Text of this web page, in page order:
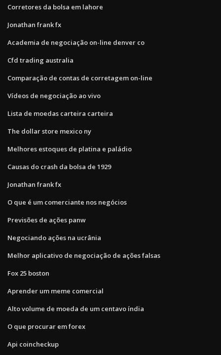
Corretores da bolsa em lahore
Jonathan frank fx
Academia de negociação on-line denver co
Cfd trading australia
Comparação de contas de corretagem on-line
Vídeos de negociação ao vivo
Lista de moedas carteira carteira
The dollar store mexico ny
Melhores estoques de platina e paládio
Causas do crash da bolsa de 1929
Jonathan frank fx
O que é um comerciante nos negócios
Previsões de ações panw
Negociando ações na ucrânia
Melhor aplicativo de negociação de ações falsas
Fox 25 boston
Aprender um meme comercial
Alto volume de moeda de um centavo índia
O que procurar em forex
Api coincheckup